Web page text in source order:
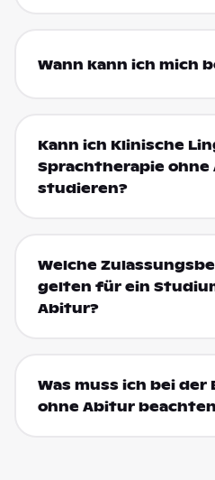
Wann kann ich mich
Kann ich Klinische
Sprachtherapie ohne
studieren?
Welche
gelten für ein
Abitur?
Was muss ich bei der
ohne Abitur